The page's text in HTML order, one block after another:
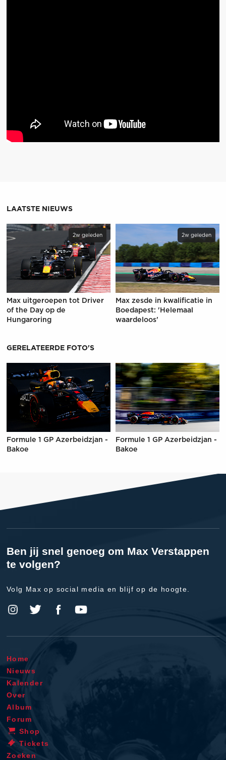
LAATSTE NIEUWS
2w geleden
Max uitgeroepen tot Driver
of the Day op de
Hungaroring
2w geleden
Max zesde in kwalificatie in
Boedapest: 'Helemaal
waardeloos'
GERELATEERDE FOTO'S
Formule 1 GP Azerbeidzjan -
Bakoe
Formule 1 GP Azerbeidzjan -
Bakoe
Ben jij snel genoeg om Max Verstappen
te volgen?
Volg Max op social media en blijf op de hoogte.
Home
Nieuws
Kalender
Over
Album
Forum
Shop
Tickets
Zoeken